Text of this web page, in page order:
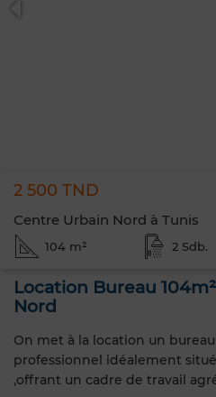
2 500 TND
Centre Urbain Nord à Tunis
104 m² 2 Sdb.
Location Bureau
Nord
On met à la location un
professionnel idéalement
,offrant un cadre de travail